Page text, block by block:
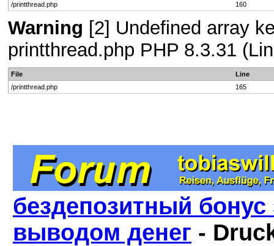
/printthread.php
160
Warning [2] Undefined array
printthread.php PHP 8.3.31
File
Line
/printthread.php
165
бездепозитный бонус
выводом денег -